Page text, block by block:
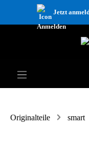
Jetzt
Originalteile smart